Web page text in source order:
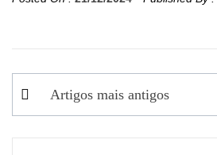
Navegação
de
Artigos mais antigos